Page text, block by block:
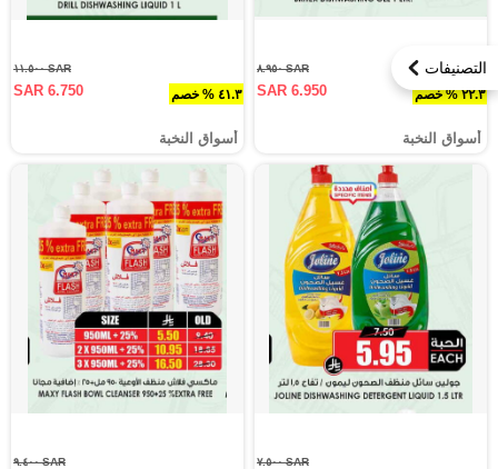
التصنيفات
٢٢.٣ % خصم
SAR ٨.٩٥٠
SAR 6.950
أسواق النخبة
٤١.٣ % خصم
SAR ١١.٥٠٠
SAR 6.750
أسواق النخبة
SAR ٧.٥٠٠ SAR ٩.٤٠٠